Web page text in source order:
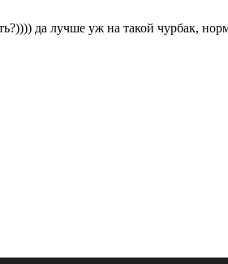
да лучше уж на такой чурбак,